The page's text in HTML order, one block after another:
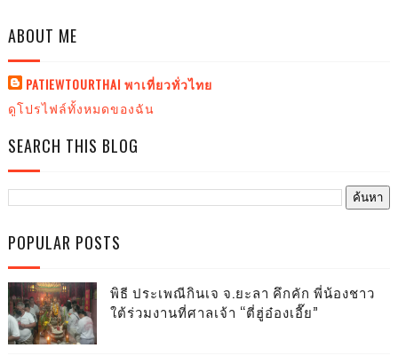
ABOUT ME
PATIEWTOURTHAI พาเที่ยวทั่วไทย
ดูโปรไฟล์ทั้งหมดของฉัน
SEARCH THIS BLOG
POPULAR POSTS
พิธี ประเพณีกินเจ จ.ยะลา คึกคัก พี่น้องชาว
ใต้ร่วมงานที่ศาลเจ้า “ตี่ฮู่อ๋องเอี๊ย”